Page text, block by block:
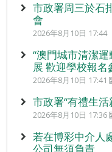
市政署周三於石
會
2026年8月10日 17:44
“澳門城市清潔
展 歡迎學校報名
2026年8月10日 17:41
市政署“有禮生
2026年8月10日 17:36
若在博彩中介人
公司無須負責